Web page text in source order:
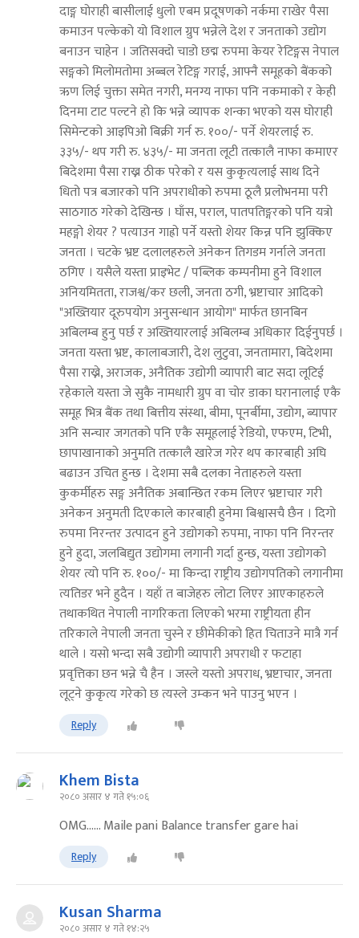
दाङ्ग घोराही बासीलाई धुलो एबम प्रदूषणको नर्कमा राखेर पैसा
कमाउन पल्केको यो विशाल ग्रुप भन्नेले देश र जनताको उद्योग
बनाउन चाहेन । जतिसक्दो चाडो छद्म रुपमा केयर रेटिङ्गस नेपाल
सङ्गको मिलोमतोमा अब्बल रेटिङ्ग गराई, आफ्नै समूहको बैंकको
ऋण लिई चुक्ता समेत नगरी, मनग्य नाफा पनि नकमाको र केही
दिनमा टाट पल्टने हो कि भन्ने व्यापक शन्का भएको यस घोराही
सिमेन्टको आइपिओ बिक्री गर्न रु. १००/- पर्ने शेयरलाई रु.
३३५/- थप गरी रु. ४३५/- मा जनता लूटी तत्कालै नाफा कमाएर
बिदेशमा पैसा राख्न ठीक परेको र यस कुकृत्यलाई साथ दिने
धितो पत्र बजारको पनि अपराधीको रुपमा ठूलै प्रलोभनमा परी
साठगाठ गरेको देखिन्छ । घाँस, पराल, पातपतिङ्गरको पनि यत्रो
महङ्गो शेयर ? पत्याउन गाह्रो पर्ने यस्तो शेयर किन्न पनि झुक्किए
जनता । चटके भ्रष्ट दलालहरुले अनेकन तिगडम गर्नाले जनता
ठगिए । यसैले यस्ता प्राइभेट / पब्लिक कम्पनीमा हुने विशाल
अनियमितता, राजश्व/कर छली, जनता ठगी, भ्रष्टाचार आदिको
"अख्तियार दूरुपयोग अनुसन्धान आयोग" मार्फत छानबिन
अबिलम्ब हुनु पर्छ र अख्तियारलाई अबिलम्ब अधिकार दिईनुपर्छ ।
जनता यस्ता भ्रष्ट, कालाबजारी, देश लुटुवा, जनतामारा, बिदेशमा
पैसा राख्ने, अराजक, अनैतिक उद्योगी व्यापारी बाट सदा लूटिई
रहेकाले यस्ता जे सुकै नामधारी ग्रुप वा चोर डाका घरानालाई एकै
समूह भित्र बैंक तथा बित्तीय संस्था, बीमा, पूनर्बीमा, उद्योग, ब्यापार
अनि सन्चार जगतको पनि एकै समूहलाई रेडियो, एफएम, टिभी,
छापाखानाको अनुमति तत्कालै खारेज गरेर थप कारबाही अघि
बढाउन उचित हुन्छ । देशमा सबै दलका नेताहरुले यस्ता
कुकर्मीहरु सङ्ग अनैतिक अबान्छित रकम लिएर भ्रष्टाचार गरी
अनेकन अनुमती दिएकाले कारबाही हुनेमा बिश्वासचै छैन । दिगो
रुपमा निरन्तर उत्पादन हुने उद्योगको रुपमा, नाफा पनि निरन्तर
हुने हुदा, जलबिद्युत उद्योगमा लगानी गर्दा हुन्छ, यस्ता उद्योगको
शेयर त्यो पनि रु. १००/- मा किन्दा राष्ट्रीय उद्योगपतिको लगानीमा
त्यतिडर भने हुदैन । यहाँ त बाजेहरु लोटा लिएर आएकाहरुले
तथाकथित नेपाली नागरिकता लिएको भरमा राष्ट्रीयता हीन
तरिकाले नेपाली जनता चुस्ने र छीमेकीको हित चिताउने मात्रै गर्न
थाले । यसो भन्दा सबै उद्योगी व्यापारी अपराधी र फटाहा
प्रवृत्तिका छन भन्ने चै हैन । जस्ले यस्तो अपराध, भ्रष्टाचार, जनता
लूट्ने कुकृत्य गरेको छ त्यस्ले उम्कन भने पाउनु भएन ।
Reply
Khem Bista
२०८० असार ४ गते १५:०६
OMG...... Maile pani Balance transfer gare hai
Reply
Kusan Sharma
२०८० असार ४ गते १४:२५